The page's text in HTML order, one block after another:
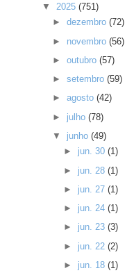
▼ 2025 (751)
►dezembro(72)
► novembro(56)
►outubro(57)
►setembro(59)
►agosto(42)
► julho(78)
▼ junho(49)
► jun. 30 (1)
► jun. 28 (1)
► jun. 27 (1)
► jun. 24 (1)
► jun. 23 (3)
► jun. 22 (2)
► jun. 18 (1)